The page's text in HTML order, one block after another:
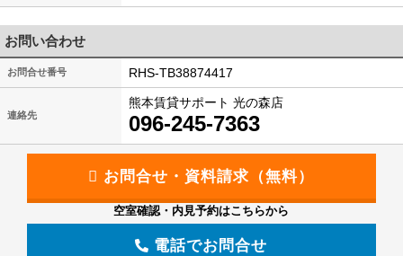
お問い合わせ
お問合せ番号 RHS-TB38874417
連絡先
熊本賃貸サポート 光の森店
096-245-7363
空室確認・内見予約はこちらから
電話でお問合せ